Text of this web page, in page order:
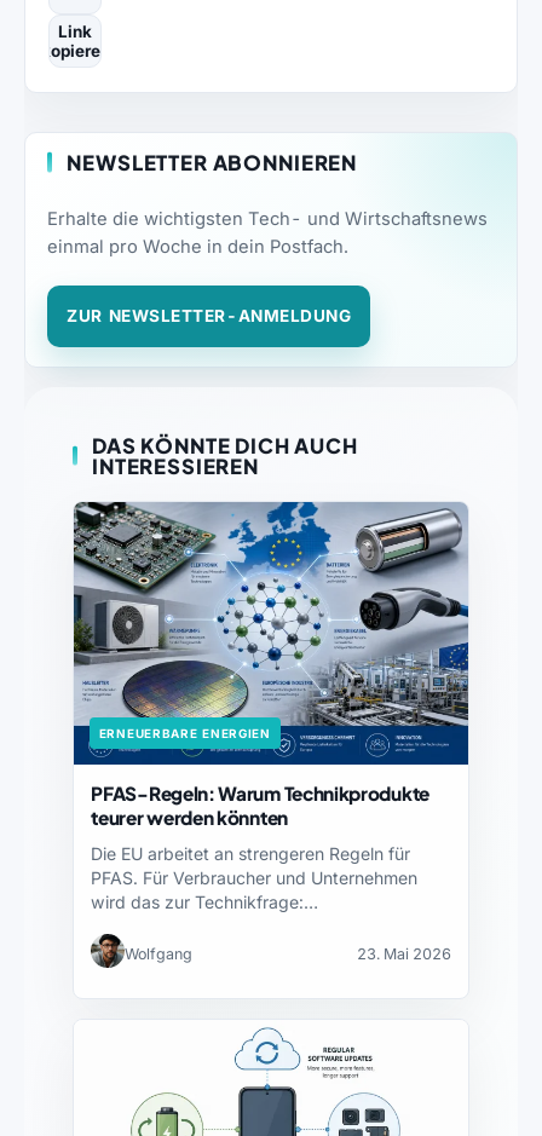
Link
kopieren
NEWSLETTER ABONNIEREN
Erhalte die wichtigsten Tech- und Wirtschaftsnews
einmal pro Woche in dein Postfach.
ZUR NEWSLETTER-ANMELDUNG
DAS KÖNNTE DICH AUCH
INTERESSIEREN
ERNEUERBARE ENERGIEN
PFAS-Regeln: Warum Technikprodukte
teurer werden könnten
Die EU arbeitet an strengeren Regeln für
PFAS. Für Verbraucher und Unternehmen
wird das zur Technikfrage:…
Wolfgang 23. Mai 2026